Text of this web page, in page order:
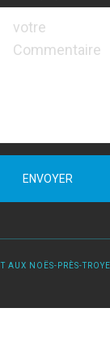
ENVOYER
NOËS-PRÈS-